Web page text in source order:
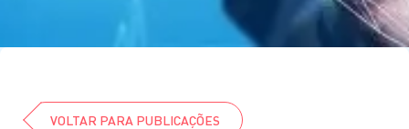
VOLTAR PARA PUBLICAÇÕES